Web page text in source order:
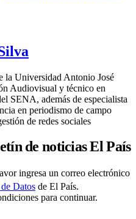
la Universidad Antonio José
Audiovisual y técnico en
SENA, además de especialista
en periodismo de campo
de redes sociales
de noticias El País
ingresa un correo electrónico
Datos de El País.
para continuar.